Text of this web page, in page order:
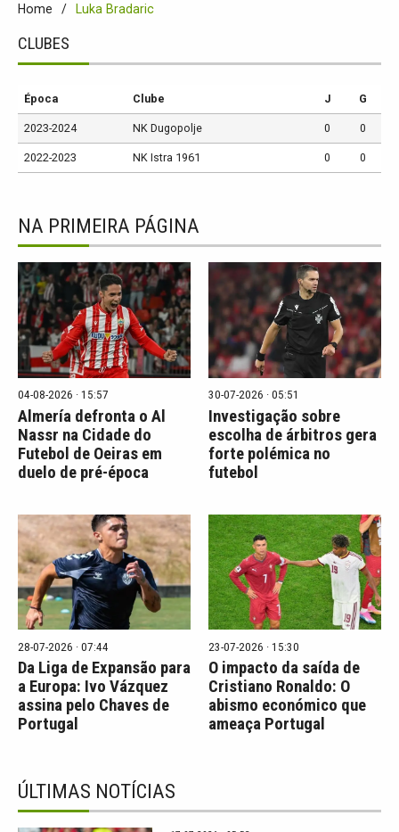
Home Luka Bradaric
CLUBES
Época Clube J G
2023-2024 NK Dugopolje 0 0
2022-2023 NK Istra 1961 0 0
NA PRIMEIRA PÁGINA
04-08-2026 · 15:57
Almería defronta o Al
Nassr na Cidade do
Futebol de Oeiras em
duelo de pré-época
30-07-2026 · 05:51
Investigação sobre
escolha de árbitros gera
forte polémica no
futebol
28-07-2026 · 07:44
Da Liga de Expansão para
a Europa: Ivo Vázquez
assina pelo Chaves de
Portugal
23-07-2026 · 15:30
O impacto da saída de
Cristiano Ronaldo: O
abismo económico que
ameaça Portugal
ÚLTIMAS NOTÍCIAS